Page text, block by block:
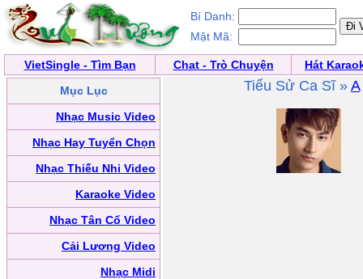
Bí Danh:
Mật Mã:
VietSingle - Tìm Bạn Chat - Trò Chuyện
Hát
Mục Lục
Nhạc Music Video
Nhạc Hay Tuyển Chọn
Nhạc Thiếu Nhi Video
Karaoke Video
Nhạc Tân Cổ Video
Cải Lương Video
Nhạc Midi
Tiểu Sử Ca Sĩ » A